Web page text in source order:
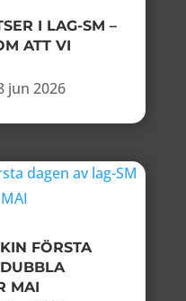
I LAG-SM –
ATT VI
jun 2026
FÖRSTA
MAI